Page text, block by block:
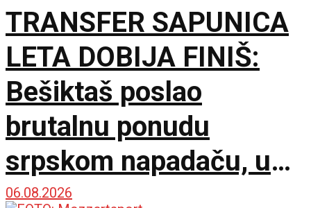
TRANSFER SAPUNICA
LETA DOBIJA FINIŠ:
Bešiktaš poslao
brutalnu ponudu
srpskom napadaču, u
trku se uključio i
06.08.2026